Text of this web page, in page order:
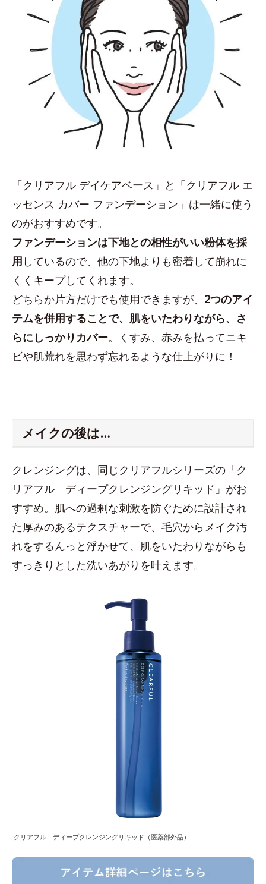
「クリアフル デイケアベース」と「クリアフル エ
ッセンス カバー ファンデーション」は一緒に使う
のがおすすめです。
ファンデーションは下地との相性がいい粉体を採
用 しているので、他の下地よりも密着して崩れに
くくキープしてくれます。
どちらか片方だけでも使用できますが、 2つのアイ
テムを併用することで、肌をいたわりながら、さ
らにしっかりカバー。くすみ、赤みを払ってニキ
ビや肌荒れを思わず忘れるような仕上がりに！
メイクの後は…
クレンジングは、同じクリアフルシリーズの「ク
リアフル ディープクレンジングリキッド」がお
すすめ。肌への過剰な刺激を防ぐために設計され
た厚みのあるテクスチャーで、毛穴からメイク汚
れをするんっと浮かせて、肌をいたわりながらも
すっきりとした洗いあがりを叶えます。
クリアフル ディープクレンジングリキッド（医薬部外品）